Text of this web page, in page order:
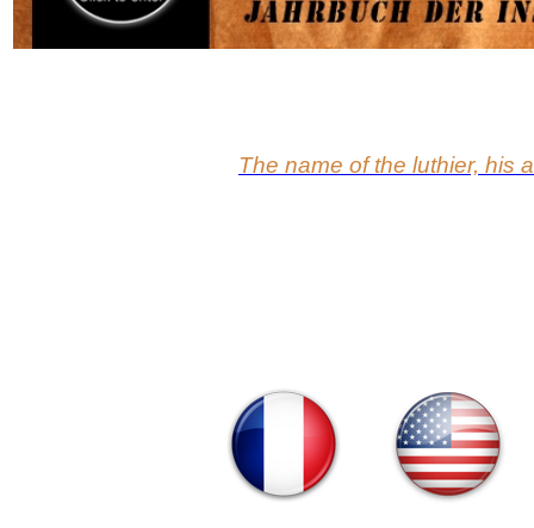
The name of the luthier, his